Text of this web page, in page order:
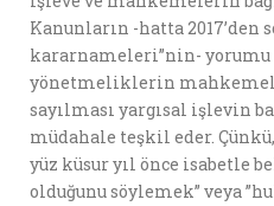
Kanunların -hatta 2017’den
kararnameleri”nin- yorumu
yönetmeliklerin
sayılması yargısal işlevin
müdahale teşkil eder.
yüz küsur yıl önce isabetle
olduğunu söylemek” veya